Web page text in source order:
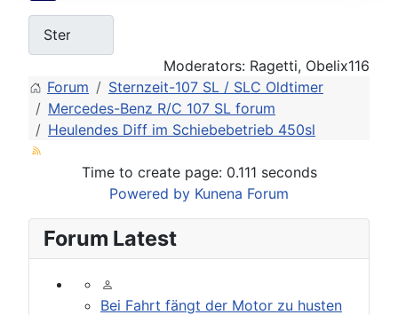
Moderators: Ragetti, Obelix116
Forum
Sternzeit-107 SL / SLC Oldtimer
Mercedes-Benz R/C 107 SL forum
Heulendes Diff im Schiebebetrieb 450sl
Time to create page: 0.111 seconds
Powered by Kunena Forum
Forum Latest
Bei Fahrt fängt der Motor zu husten